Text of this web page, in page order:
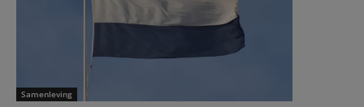
Samenleving